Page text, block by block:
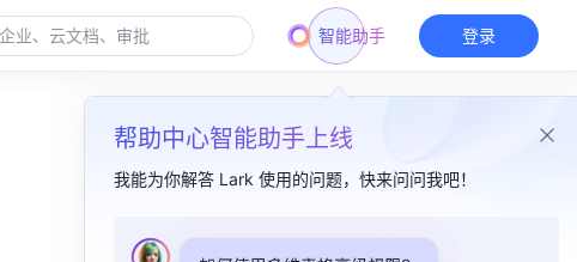
智能助手
帮助中心智能助手上线
我能为你解答 Lark 使用的问题，快来问问我吧！
登录
本篇目录